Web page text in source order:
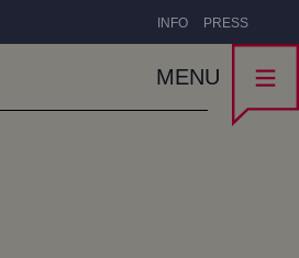
INFO PRESS
MENU